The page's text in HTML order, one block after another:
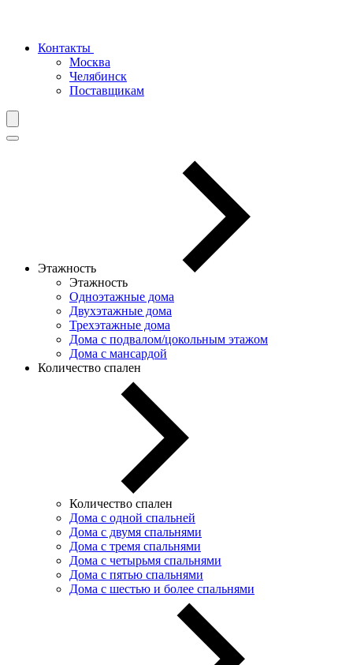
Контакты
Москва
Челябинск
Поставщикам
Этажность
Этажность
Одноэтажные дома
Двухэтажные дома
Трехэтажные дома
Дома с подвалом/цокольным этажом
Дома с мансардой
Количество спален
Количество спален
Дома с одной спальней
Дома с двумя спальнями
Дома с тремя спальнями
Дома с четырьмя спальнями
Дома с пятью спальнями
Дома с шестью и более спальнями